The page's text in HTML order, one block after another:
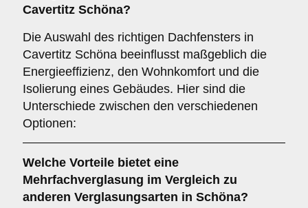
Cavertitz Schöna?
Die Auswahl des richtigen Dachfensters in
Cavertitz Schöna beeinflusst maßgeblich die
Energieeffizienz, den Wohnkomfort und die
Isolierung eines Gebäudes. Hier sind die
Unterschiede zwischen den verschiedenen
Optionen:
Welche Vorteile bietet eine
Mehrfachverglasung im Vergleich zu
anderen Verglasungsarten in Schöna?